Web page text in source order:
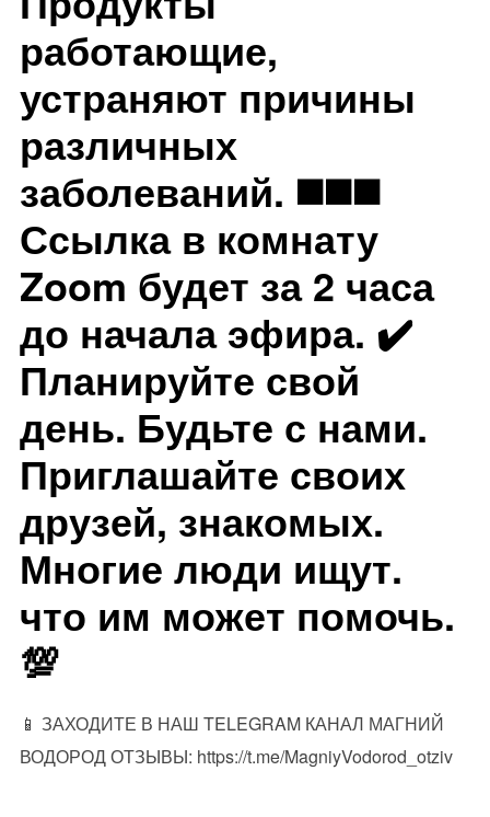
работающие,
устраняют причины
различных
заболеваний. ◼️◼️◼️
Ссылка в комнату
Zoom будет за 2 часа
до начала эфира. ✔️
Планируйте свой
день. Будьте с нами.
Приглашайте своих
друзей, знакомых.
Многие люди ищут.
что им может помочь.
💯
📱 ЗАХОДИТЕ В НАШ TELEGRAM КАНАЛ МАГНИЙ
ВОДОРОД ОТЗЫВЫ: https://t.me/MagniyVodorod_otziv